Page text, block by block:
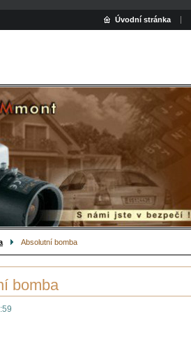
Absolutní bomba
bomba
Úvodní stránka